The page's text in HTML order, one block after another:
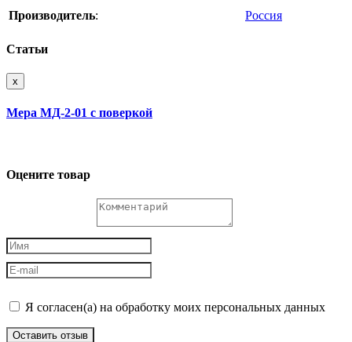
Производитель: Россия
Статьи
x
Мера МД-2-01 с поверкой
Оцените товар
Я согласен(а) на обработку моих персональных данных
Оставить отзыв